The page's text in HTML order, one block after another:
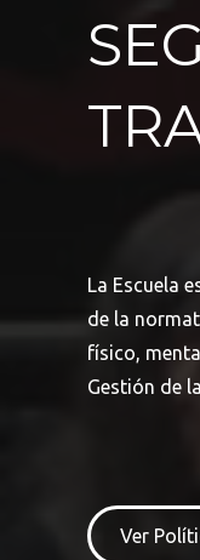
La Escuela
de la
físico,
Gestión de
Ver